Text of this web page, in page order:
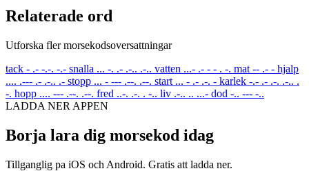
Relaterade ord
Utforska fler morsekodsoversattningar
tack - .- -.-. -.- snalla ... -. .- .-.. .-.. vatten ...- .- - - . -. mat -- .- - hjalp
.... .--- .- .-.. .- stopp ... - --- .--. .--. start ... - .- .-. - karlek -.- .- .-. .-.. .
-. hopp .... --- .--. .--. fred ..-. .-. . -.. liv .-.. .. ...- dod -.. --- -..
LADDA NER APPEN
Borja lara dig morsekod idag
Tillganglig pa iOS och Android. Gratis att ladda ner.